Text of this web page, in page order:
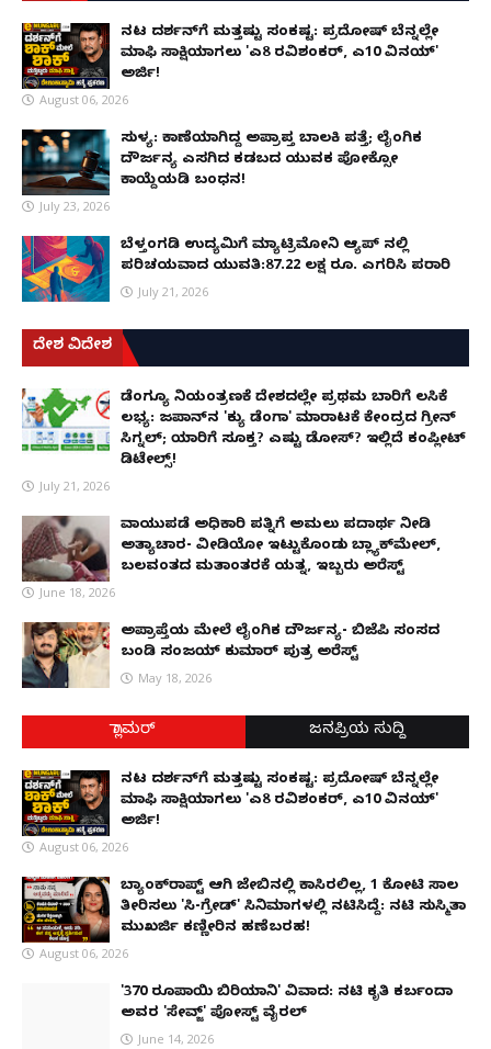
ನಟ ದರ್ಶನ್‌ಗೆ ಮತ್ತಷ್ಟು ಸಂಕಷ್ಟ: ಪ್ರದೋಷ್ ಬೆನ್ನಲ್ಲೇ
ಮಾಫಿ ಸಾಕ್ಷಿಯಾಗಲು 'ಎ8 ರವಿಶಂಕರ್, ಎ10 ವಿನಯ್'
ಅರ್ಜಿ!
August 06, 2026
ಸುಳ್ಯ: ಕಾಣೆಯಾಗಿದ್ದ ಅಪ್ರಾಪ್ತ ಬಾಲಕಿ ಪತ್ತೆ; ಲೈಂಗಿಕ
ದೌರ್ಜನ್ಯ ಎಸಗಿದ ಕಡಬದ ಯುವಕ ಪೋಕ್ಸೋ
ಕಾಯ್ದೆಯಡಿ ಬಂಧನ!
July 23, 2026
ಬೆಳ್ತಂಗಡಿ ಉದ್ಯಮಿಗೆ ಮ್ಯಾಟ್ರಿಮೋನಿ ಆ್ಯಪ್ ನಲ್ಲಿ
ಪರಿಚಯವಾದ ಯುವತಿ:87.22 ಲಕ್ಷ ರೂ. ಎಗರಿಸಿ ಪರಾರಿ
July 21, 2026
ದೇಶ ವಿದೇಶ
ಡೆಂಗ್ಯೂ ನಿಯಂತ್ರಣಕ್ಕೆ ದೇಶದಲ್ಲೇ ಪ್ರಥಮ ಬಾರಿಗೆ ಲಸಿಕೆ
ಲಭ್ಯ: ಜಪಾನ್‌ನ 'ಕ್ಯು ಡೆಂಗಾ' ಮಾರಾಟಕ್ಕೆ ಕೇಂದ್ರದ ಗ್ರೀನ್
ಸಿಗ್ನಲ್; ಯಾರಿಗೆ ಸೂಕ್ತ? ಎಷ್ಟು ಡೋಸ್? ಇಲ್ಲಿದೆ ಕಂಪ್ಲೀಟ್
ಡಿಟೇಲ್ಸ್!
July 21, 2026
ವಾಯುಪಡೆ ಅಧಿಕಾರಿ ಪತ್ನಿಗೆ ಅಮಲು ಪದಾರ್ಥ ನೀಡಿ
ಅತ್ಯಾಚಾರ- ವೀಡಿಯೋ ಇಟ್ಟುಕೊಂಡು ಬ್ಲ್ಯಾಕ್‌ಮೇಲ್,
ಬಲವಂತದ ಮತಾಂತರಕ್ಕೆ ಯತ್ನ, ಇಬ್ಬರು ಅರೆಸ್ಟ್
June 18, 2026
ಅಪ್ರಾಪ್ತೆಯ ಮೇಲೆ ಲೈಂಗಿಕ ದೌರ್ಜನ್ಯ- ಬಿಜೆಪಿ ಸಂಸದ
ಬಂಡಿ ಸಂಜಯ್ ಕುಮಾರ್ ಪುತ್ರ ಅರೆಸ್ಟ್
May 18, 2026
ಗ್ಲಾಮರ್ ಜನಪ್ರಿಯ ಸುದ್ದಿ
ನಟ ದರ್ಶನ್‌ಗೆ ಮತ್ತಷ್ಟು ಸಂಕಷ್ಟ: ಪ್ರದೋಷ್ ಬೆನ್ನಲ್ಲೇ
ಮಾಫಿ ಸಾಕ್ಷಿಯಾಗಲು 'ಎ8 ರವಿಶಂಕರ್, ಎ10 ವಿನಯ್'
ಅರ್ಜಿ!
August 06, 2026
ಬ್ಯಾಂಕ್‌ರಾಪ್ಟ್‌ ಆಗಿ ಜೇಬಿನಲ್ಲಿ ಕಾಸಿರಲಿಲ್ಲ, ₹1 ಕೋಟಿ ಸಾಲ
ತೀರಿಸಲು 'ಸಿ-ಗ್ರೇಡ್' ಸಿನಿಮಾಗಳಲ್ಲಿ ನಟಿಸಿದ್ದೆ: ನಟಿ ಸುಸ್ಮಿತಾ
ಮುಖರ್ಜಿ ಕಣ್ಣೀರಿನ ಹಣೆಬರಹ!
August 06, 2026
'370 ರೂಪಾಯಿ ಬಿರಿಯಾನಿ' ವಿವಾದ: ನಟಿ ಕೃತಿ ಕರ್ಬಂದಾ
ಅವರ 'ಸೇವ್ಜ್' ಪೋಸ್ಟ್ ವೈರಲ್
June 14, 2026